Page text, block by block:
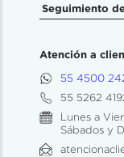
Seguimiento
Atención a
55 4500
55 5262
Lunes a
Sábados y